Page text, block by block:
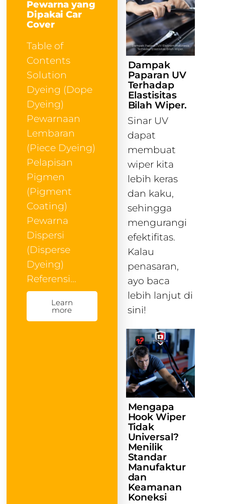
Pewarna yang
Dipakai Car
Cover
Table of
Contents
Solution
Dyeing (Dope
Dyeing)
Pewarnaan
Lembaran
(Piece Dyeing)
Pelapisan
Pigmen
(Pigment
Coating)
Pewarna
Dispersi
(Disperse
Dyeing)
Referensi…
Learn
more
Dampak
Paparan UV
Terhadap
Elastisitas
Bilah Wiper.
Sinar UV
dapat
membuat
wiper kita
lebih keras
dan kaku,
sehingga
mengurangi
efektifitas.
Kalau
penasaran,
ayo baca
lebih lanjut di
sini!
Mengapa
Hook Wiper
Tidak
Universal?
Menilik
Standar
Manufaktur
dan
Keamanan
Koneksi